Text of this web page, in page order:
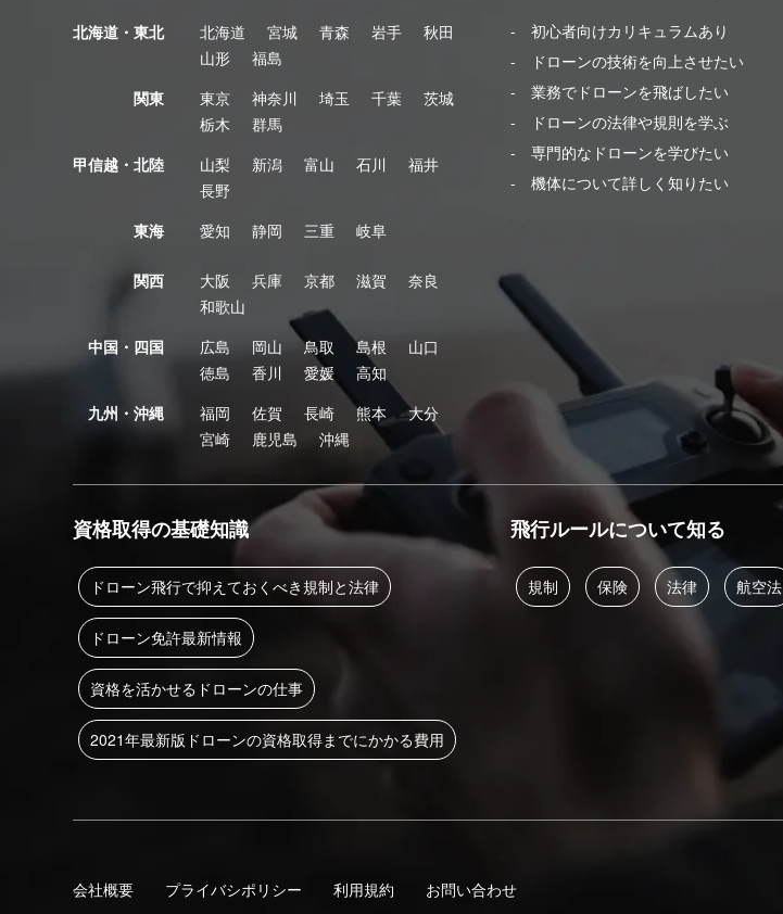
北海道・東北 北海道 宮城 青森 岩手
秋田
山形
福島
関東
東京 神奈川 埼玉 千葉
茨城
栃木
群馬
甲信越・北陸
山梨 新潟 富山 石川
福井
長野
東海
愛知 静岡 三重 岐阜
関西 大阪 兵庫 京都 滋賀
奈良
和歌山
中国・四国
広島 岡山 鳥取 島根
山口
徳島
香川 愛媛
高知
九州・沖縄
福岡 佐賀 長崎 熊本
大分
宮崎
鹿児島 沖縄
- 初心者向けカリキュラムあり
- ドローンの技術を向上させたい
- 業務でドローンを飛ばしたい
- ドローンの法律や規則を学ぶ
- 専門的なドローンを学びたい
- 機体について詳しく知りたい
資格取得の基礎知識
ドローン飛行で抑えておくべき規制と法律
ドローン免許最新情報
資格を活かせるドローンの仕事
2021年最新版ドローンの資格取得までにかかる費用
飛行ルールについて知る
規制 保険 法律 航空法
会社概要 プライバシポリシー 利用規約 お問い合わせ